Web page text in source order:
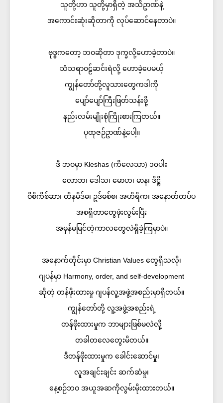
သူတို့ဟာ သူတို့မှာရှိတဲ့ အသိဥာဏ်နဲ့
အကောင်းဆုံးဆိုတာကို လုပ်ဆောင်နေတာပဲ။
ဗုဒ္ဓကတော့ ဘဝဆိုတာ ဒုက္ခလို့ဟောခဲ့တာပဲ။
သံသရာဝဠ်ဆင်းရဲလို့ ဟောခဲ့ပေမယ့်
ကျွန်တော်တို့လူသားတွေကဒါကို
ပျော်ပျော်ကြီးဖြတ်သန်းဖို့
နည်းလမ်းမျိုးစုံကြိုးစားကြတယ်။
ပုထုဇဉ်ဥာဏ်နဲ့ပေါ့။
ဒီ ဘဝမှာ Kleshas (ကိလေသာ) ၁၀ပါး
လောဘ၊ ဒေါသ၊ မောဟ၊ မာန၊ ဒိဋ္ဌိ
ဝိစိကိစ်ဆာ၊ ထိနမိဒ်ဓ၊ ဥဒ်ဓစ်စ၊ အဟိရိက၊ အနောတ်တပ်ပ
အစရှိတာတွေဖုံးလွမ်းပြီး
အမှန်မမြင်တဲ့ကာလတွေလဲရှိခဲ့ကြမှာပဲ။
အနောက်တိုင်းမှာ Christian Values တွေရှိသလို၊
ဂျပန်မှာ Harmony, order, and self-development
ဆိုတဲ့ တန်ဖိုးထားမှု ဂျပန်လူ့အဖွဲ့အစည်းမှာရှိတယ်။
ကျွန်တော်တို့ လူ့အဖွဲ့အစည်းရဲ့
တန်ဖိုးထားမှုက ဘာများဖြစ်မလဲလို့
တခါတလေတွေးမိတယ်။
ဒီတန်ဖိုးထားမှုက ခေါင်းဆောင်မှု၊
လူအချင်းချင်း ဆက်ဆံမှု၊
နေ့စဉ်ဘဝ အယူအဆကိုလွမ်းမိုးထားတယ်။